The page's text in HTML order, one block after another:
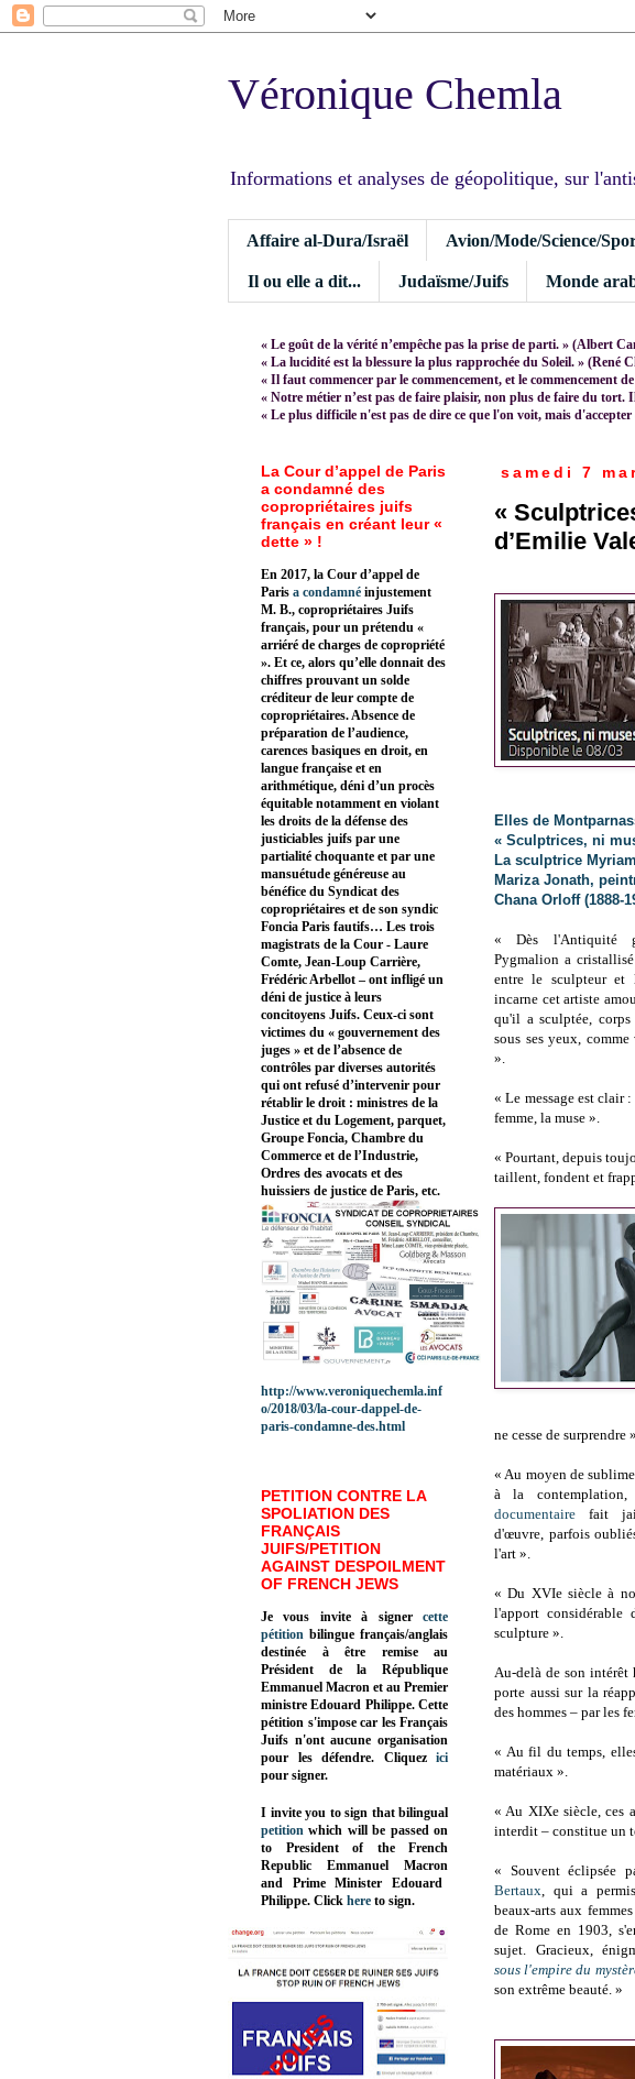
Véronique Chemla
Informations et analyses de géopolitique, sur
Affaire al-Dura/Israël Avion/Mode/Science/
Il ou elle a dit... Judaïsme/Juifs Monde
« Le goût de la vérité n’empêche pas la prise de parti. » (Albert
« La lucidité est la blessure la plus rapprochée du Soleil. » (René
« Il faut commencer par le commencement, et le commencement
« Notre métier n’est pas de faire plaisir, non plus de faire du
« Le plus difficile n'est pas de dire ce que l'on voit, mais
samedi 7
«
d’Emilie
Elles de
« Sculptrices, ni
La sculptrice
Mariza Jonath,
Chana Orloff (1888-
« Dès l'Antiquité
Pygmalion a
entre le sculpteur et
incarne cet artiste
qu'il a sculptée,
sous ses yeux,
».
« Le message est clair
femme, la muse ».
« Pourtant, depuis
taillent, fondent et
ne cesse de surprendre
« Au moyen de
à la contemplation,
documentaire fait
d'œuvre, parfois
l'art ».
« Du XVIe siècle à
l'apport considérable
sculpture ».
Au-delà de son
porte aussi sur la
des hommes – par les
« Au fil du temps,
matériaux ».
« Au XIXe siècle, ces
interdit – constitue un
« Souvent éclipsée
Bertaux, qui a
beaux-arts aux
de Rome en 1903,
sujet. Gracieux,
sous l'empire du
son extrême beauté. »
La Cour d’appel de Paris
a condamné des
copropriétaires juifs
français en créant leur «
dette » !
En 2017, la Cour d’appel de
Paris a condamné injustement
M. B., copropriétaires Juifs
français, pour un prétendu «
arriéré de charges de copropriété
». Et ce, alors qu’elle donnait des
chiffres prouvant un solde
créditeur de leur compte de
copropriétaires. Absence de
préparation de l’audience,
carences basiques en droit, en
langue française et en
arithmétique, déni d’un procès
équitable notamment en violant
les droits de la défense des
justiciables juifs par une
partialité choquante et par une
mansuétude généreuse au
bénéfice du Syndicat des
copropriétaires et de son syndic
Foncia Paris fautifs… Les trois
magistrats de la Cour - Laure
Comte, Jean-Loup Carrière,
Frédéric Arbellot – ont infligé un
déni de justice à leurs
concitoyens Juifs. Ceux-ci sont
victimes du « gouvernement des
juges » et de l’absence de
contrôles par diverses autorités
qui ont refusé d’intervenir pour
rétablir le droit : ministres de la
Justice et du Logement, parquet,
Groupe Foncia, Chambre du
Commerce et de l’Industrie,
Ordres des avocats et des
huissiers de justice de Paris, etc.
http://www.veroniquechemla.inf
o/2018/03/la-cour-dappel-de-
paris-condamne-des.html
PETITION CONTRE LA
SPOLIATION DES
FRANÇAIS
JUIFS/PETITION
AGAINST DESPOILMENT
OF FRENCH JEWS
Je vous invite à signer cette
pétition bilingue français/anglais
destinée à être remise au
Président de la République
Emmanuel Macron et au Premier
ministre Edouard Philippe. Cette
pétition s'impose car les Français
Juifs n'ont aucune organisation
pour les défendre. Cliquez
ici
pour signer.
I invite you to sign that bilingual
petition which will be passed on
to President of the French
Republic Emmanuel Macron
and Prime Minister Edouard
Philippe. Click here to sign.